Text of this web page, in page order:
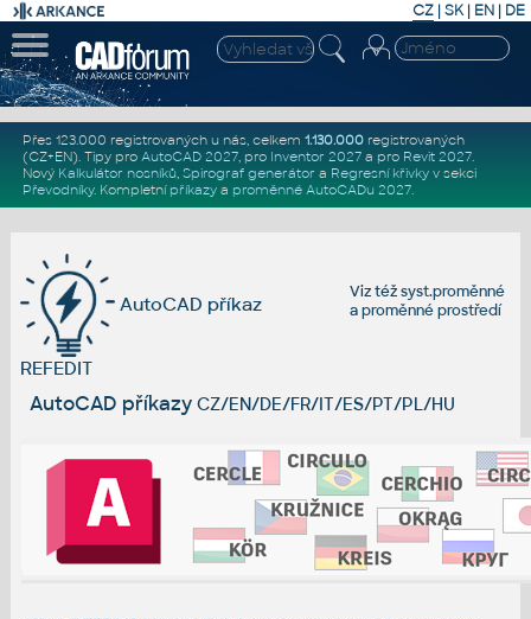
CZ | SK| EN | DE
Přes 123.000 registrovaných u nás, celkem 1.130.000registrovaných
(CZ+EN). Tipy pro AutoCAD 2027, pro Inventor 2027a pro Revit 2027.
Nový Kalkulátor nosníků, Spirograf generátor a Regresní křivkyv sekci
Převodníky. Kompletní příkazya proměnné AutoCADu 2027.
Viz téžsyst.proměnné
aproměnné prostředí
AutoCAD příkaz
REFEDIT
AutoCAD příkazy CZ/EN/DE/FR/IT/ES/PT/PL/HU